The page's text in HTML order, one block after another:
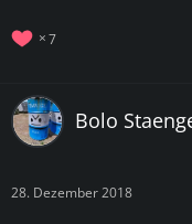
7
Bolo
28. Dezember 2018